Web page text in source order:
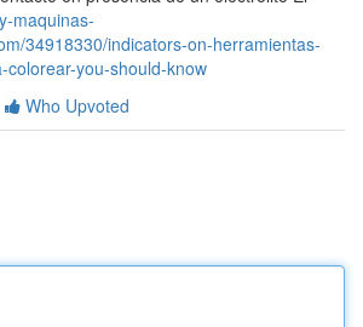
maquinas-
34918330/indicators-on-herramientas-
you-should-know
Who Upvoted